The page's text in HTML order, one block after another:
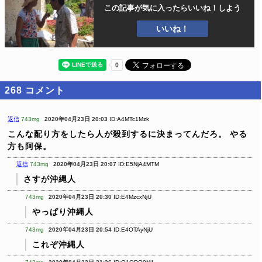
この記事が気に入ったらいいね！しよう
いいね！
268 コメント
返信 743mg 2020年04月23日 20:03 ID:A4MTc1Mzk
こんな配り方をしたら人が殺到するに決まってんだろ。
やる
方も阿保。
返信 743mg 2020年04月23日 20:07 ID:E5NjA4MTM
さすが沖縄人
743mg 2020年04月23日 20:30 ID:E4MzcxNjU
やっぱり沖縄人
743mg 2020年04月23日 20:54 ID:E4OTAyNjU
これぞ沖縄人